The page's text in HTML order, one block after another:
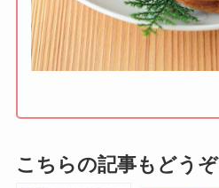
こちらの記事もどうぞ